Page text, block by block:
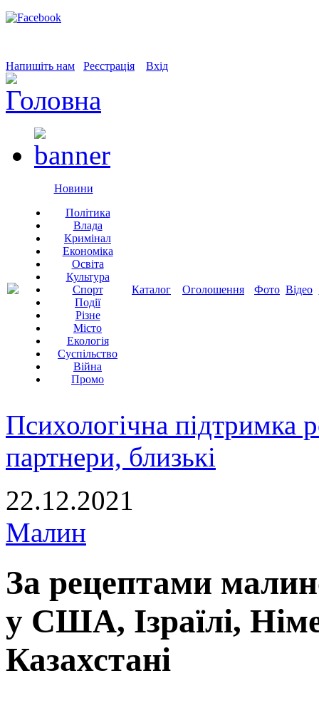
Напишіть нам Реєстрація Вхід
Новини
Політика
Влада
Кримінал
Економіка
Освіта
Культура
Спорт
Події
Різне
Місто
Екологія
Суспільство
Війна
Промо
Каталог Оголошення Фото Відео
Психологічна підтримка
партнери, близькі
22.12.2021
Малин
За рецептами
у США, Ізраїлі,
Казахстані